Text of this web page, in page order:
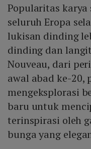
Popularitas
seluruh Eropa
lukisan dinding
dinding dan
Nouveau, dari
awal abad ke-20,
mengeksplorasi
baru untuk
terinspirasi oleh
bunga yang